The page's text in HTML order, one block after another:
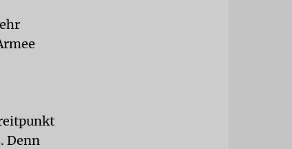
Denn